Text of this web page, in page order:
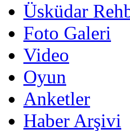
Üsküdar
Foto Galeri
Video
Oyun
Anketler
Haber Arşivi